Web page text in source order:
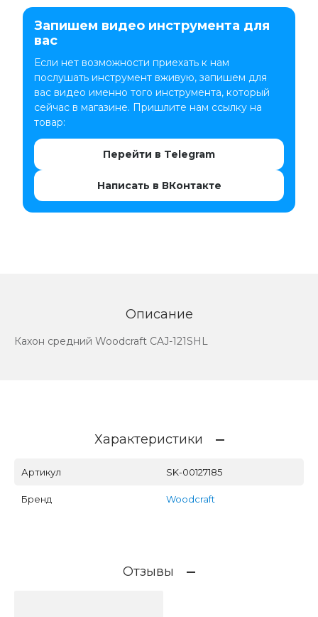
Запишем видео инструмента для
вас
Если нет возможности приехать к нам
послушать инструмент вживую, запишем для
вас видео именно того инструмента, который
сейчас в магазине. Пришлите нам ссылку на
товар:
Перейти в Telegram
Написать в ВКонтакте
Описание
Кахон средний Woodcraft CAJ-121SHL
Характеристики
Артикул SK-00127185
Бренд Woodcraft
Отзывы